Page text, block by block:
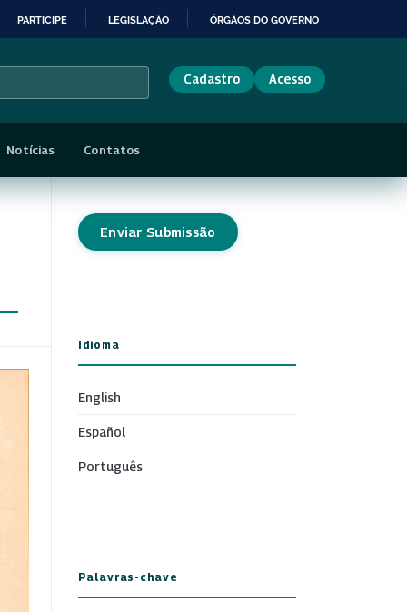
PARTICIPE LEGISLAÇÃO ÓRGÃOS DO GOVERNO
Cadastro Acesso
Notícias Contatos
Enviar Submissão
Idioma
English
Español
Português
Palavras-chave